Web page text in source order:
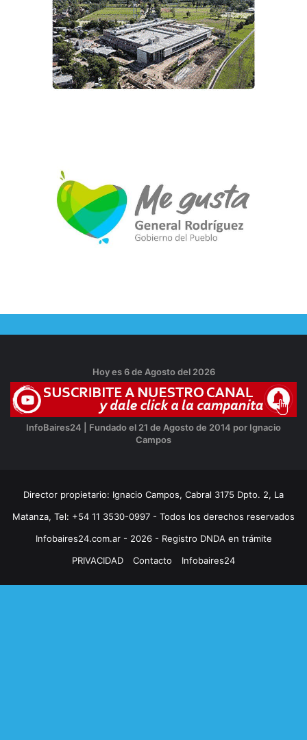
Hoy es 6 de Agosto del 2026
InfoBaires24 | Fundado el 21 de Agosto de 2014 por Ignacio
Campos
Director propietario: Ignacio Campos, Cabral 3175 Dpto. 2, La
Matanza, Tel: +54 11 3530-0997 - Todos los derechos reservados
Infobaires24.com.ar - 2026 - Registro DNDA en trámite
PRIVACIDAD
Contacto Infobaires24